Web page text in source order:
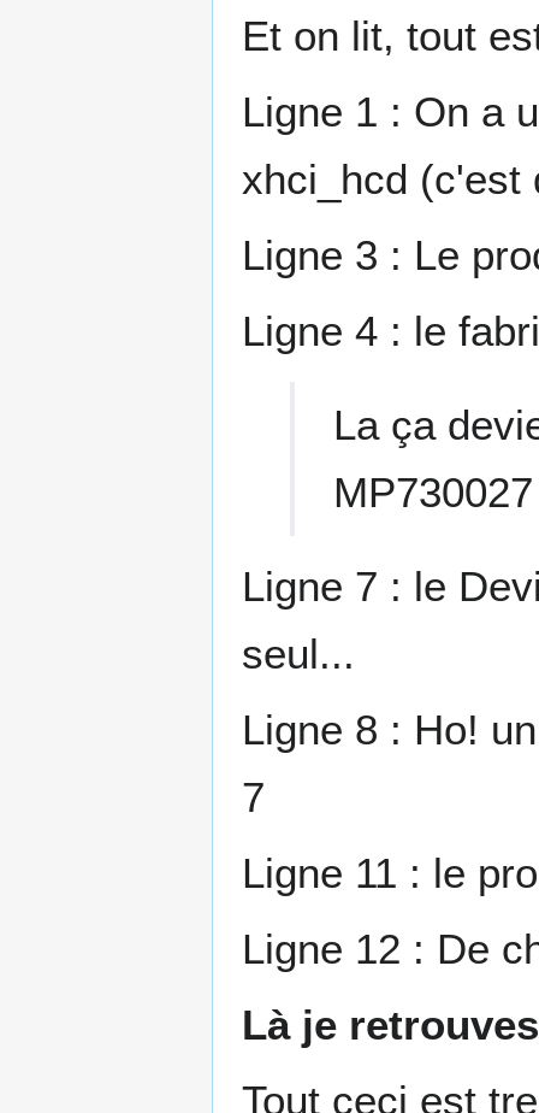
Et on lit, tout
Ligne 1 : On a
xhci_hcd (c'est
Ligne 3 : Le
Ligne 4 : le
La ça
Ligne 7 : le
seul...
Ligne 8 : Ho!
7
Ligne 11 : le
Ligne 12 : De
Là je
Tout ceci est